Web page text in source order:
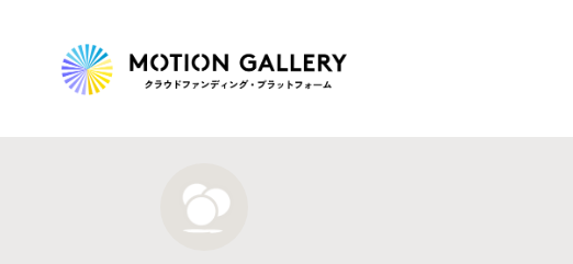
新着プロジェクト